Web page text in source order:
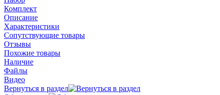
Комплект
Описание
Характеристики
Сопутствующие товары
Отзывы
Похожие товары
Наличие
Файлы
Видео
Вернуться в раздел